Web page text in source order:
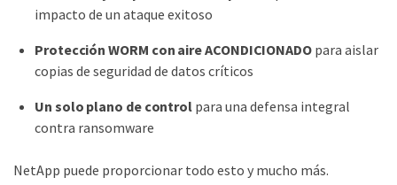
impacto de un ataque exitoso
Protección WORM con aire ACONDICIONADOpara aislar
copias de seguridad de datos críticos
Un solo plano de control para una defensa integral
contra ransomware
NetApp puede proporcionar todo esto y mucho más.